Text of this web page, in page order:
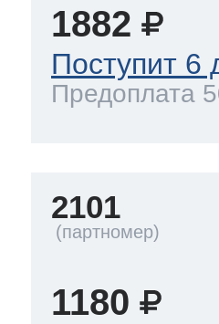
1882
Поступит 6
Предоплата
2101
1180